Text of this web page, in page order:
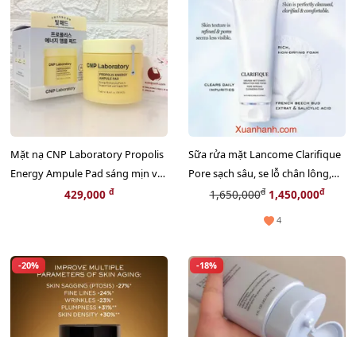
Mặt nạ CNP Laboratory Propolis
Energy Ampule Pad sáng mịn và
se nhỏ lỗ chân lông.
429,000 đ
Sữa rửa mặt Lancome Clarifique
Pore sạch sâu, se lỗ chân lông,
sáng da - 125ml (New)
1,650,000đ1,450,000đ
4
-20% -18%